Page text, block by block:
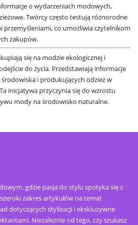
o wydarzeniach modowych,
Twórcy często testują różnorodne
przemyśleniami, co umożliwia czytelnikom
zakupów.
się na modzie ekologicznej i
do życia. Przedstawiają informacje
i produkujących odzież w
inicjatywa przyczynia się do wzrostu
mody na środowisko naturalne.
gdzie pasja do stylu spotyka się z
zakres artykułów na temat
dotyczących stylizacji i ekskluzywne
Niezależnie od tego, czy szukasz